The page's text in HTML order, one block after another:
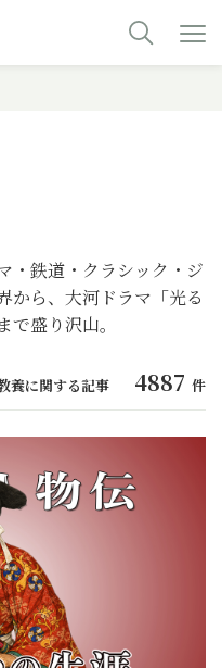
・鉄道・クラシック・ジ
から、大河ドラマ「光る
盛り沢山。
養に関する記事 4887 件